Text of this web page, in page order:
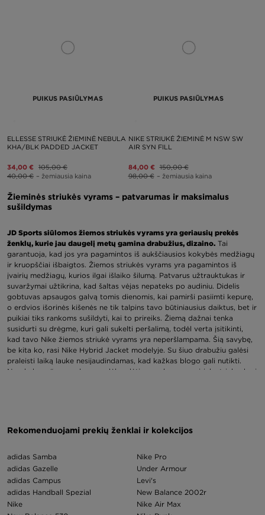
PUIKUS PASIŪLYMAS
ELLESSE STRIUKĖ ŽIEMINĖ NEBULA
KHA/BLK PADDED JACKET
34,00 € 105,00 €
40,00 € – žemiausia kaina
PUIKUS PASIŪLYMAS
NIKE STRIUKĖ ŽIEMINĖ M NSW SW
AIR SYN FILL
84,00 € 150,00 €
98,00 € – žemiausia kaina
Žieminės striukės vyrams – patvarumas ir maksimalus
sušildymas
JD Sports siūlomos žiemos striukės vyrams yra geriausių prekės
ženklų, kurie jau daugelį metų gamina drabužius, dizaino. Tai
garantuoja, kad jos yra pagamintos iš aukščiausios kokybės medžiagų
ir kruopščiai išbaigtos. Žiemos striukės vyrams yra pagamintos iš
įvairių medžiagų, kurios ilgai išlaiko šilumą. Patvarus užtrauktukas ir
suvaržymai užtikrina, kad šaltas vėjas nepateks po audiniu. Didelis
gobtuvas apsaugos galvą tomis dienomis, kai pamirši pasiimti kepurę,
o erdvios išorinės kišenės ne tik talpins tavo būtiniausius daiktus, bet ir
puikiai tiks rankoms sušildyti, kai to prireiks. Žiemą dažnai tenka
susidurti su drėgme, kuri gali sukelti peršalimą, todėl verta įsitikinti,
kad tavo Nike žiemos striukė vyrams yra neperšlampama. Šią savybę,
be kita ko, rasi Nike Hybrid Jacket modelyje. Su šiuo drabužiu galėsi
praleisti laiką lauke nesijaudindamas, kad kažkas blogo gali nutikti.
Nesakyk „ne“ savo planams dėl sudėtingų sąlygų – pasirink striukę, kuri
pasirinkimo kriterijus. Tačiau tai nereiškia, kad esant žemai
daiktai, kuriuos gali naudoti kurdamas fantastiškus aprangos derinius.
Derink juodą adidas ar Fila vyrišką žiemos striukę su tamsių atspalvių
kepure ir šaliku, džinsais, megztiniu ir vyriškais žiemos batais. Derink
geltoną ir juodą The North Face striukę su pilkomis medvilninėmis
sportinėmis kelnėmis, džemperiu su gobtuvu ir kepure su pomponu.
Rekomenduojami prekių ženklai ir kolekcijos
adidas Samba
adidas Gazelle
adidas Campus
adidas Handball Spezial
Nike
Nike Pro
Under Armour
Levi's
New Balance 2002r
Nike Air Max